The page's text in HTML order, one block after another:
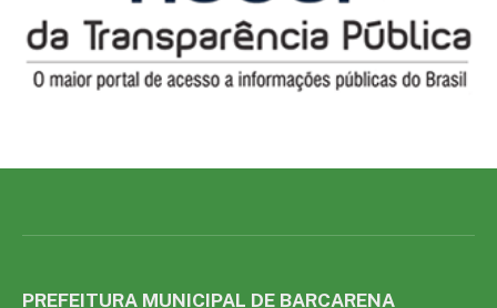
PREFEITURA MUNICIPAL DE BARCARENA